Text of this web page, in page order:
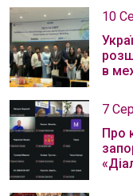
10
в
7
Про